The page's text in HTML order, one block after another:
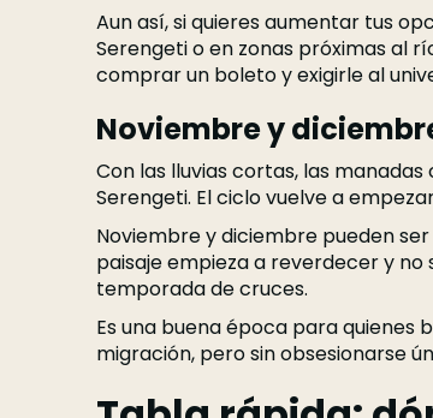
Aun así, si quieres aumentar tus
Serengeti o en zonas próximas al
comprar un boleto y exigirle al
Noviembre y
Con las lluvias cortas, las
Serengeti. El ciclo vuelve a
Noviembre y diciembre pueden
paisaje empieza a reverdecer y
temporada de cruces.
Es una buena época para quienes
migración, pero sin obsesionarse